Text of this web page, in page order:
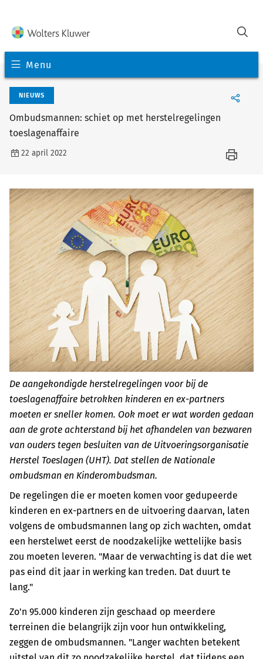
Menu
NIEUWS
Ombudsmannen: schiet op met herstelregelingen
toeslagenaffaire
22 april 2022
De aangekondigde herstelregelingen voor bij de
toeslagenaffaire betrokken kinderen en ex-partners
moeten er sneller komen. Ook moet er wat worden gedaan
aan de grote achterstand bij het afhandelen van bezwaren
van ouders tegen besluiten van de Uitvoeringsorganisatie
Herstel Toeslagen (UHT). Dat stellen de Nationale
ombudsman en Kinderombudsman.
De regelingen die er moeten komen voor gedupeerde
kinderen en ex-partners en de uitvoering daarvan, laten
volgens de ombudsmannen lang op zich wachten, omdat
een herstelwet eerst de noodzakelijke wettelijke basis
zou moeten leveren. "Maar de verwachting is dat die wet
pas eind dit jaar in werking kan treden. Dat duurt te
lang."
Zo'n 95.000 kinderen zijn geschaad op meerdere
terreinen die belangrijk zijn voor hun ontwikkeling,
zeggen de ombudsmannen. "Langer wachten betekent